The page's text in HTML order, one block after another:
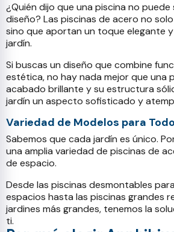
¿Quién dijo que una piscina no puede
diseño? Las piscinas de acero no
sino que aportan un toque elegante
jardín.
Si buscas un diseño que combine
estética, no hay nada mejor que una
acabado brillante y su estructura
jardín un aspecto sofisticado y
Variedad de Modelos para
Sabemos que cada jardín es único.
una amplia variedad de piscinas de
de espacio.
Desde las piscinas desmontables
espacios hasta las piscinas grandes
jardines más grandes, tenemos la
ti.